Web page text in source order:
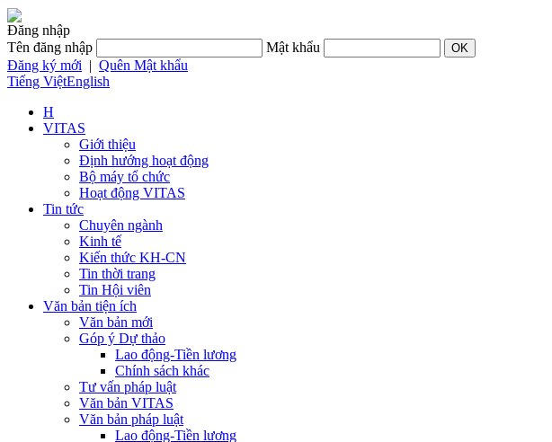
Đăng nhập
Tên đăng nhập
Mật khẩu
Đăng ký mới | Quên Mật khẩu
Tiếng ViệtEnglish
H
VITAS
Giới thiệu
Định hướng hoạt động
Bộ máy tổ chức
Hoạt động VITAS
Tin tức
Chuyên ngành
Kinh tế
Kiến thức KH-CN
Tin thời trang
Tin Hội viên
Văn bản tiện ích
Văn bản mới
Góp ý Dự thảo
Lao động-Tiền lương
Chính sách khác
Tư vấn pháp luật
Văn bản VITAS
Văn bản pháp luật
Lao động-Tiền lương